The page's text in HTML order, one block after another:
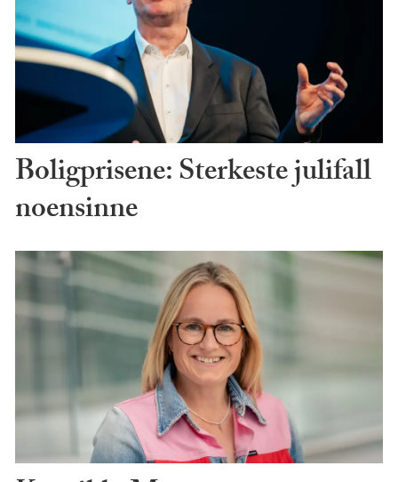
Boligprisene: Sterkeste julifall
noensinne